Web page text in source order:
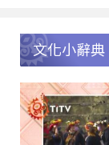
文化小辭典